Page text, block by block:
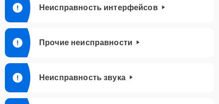
Неисправность интерфейсов
Прочие неисправности
Неисправность звука